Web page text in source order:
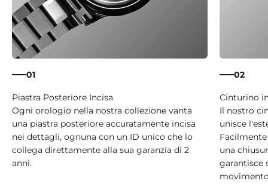
01
Ogni orologio nella nostra collezione vanta
una piastra posteriore accuratamente incisa
nei dettagli, ognuna con un ID unico che lo
collega direttamente alla sua garanzia di 2
anni.
02
Il nostro
unisce
una
garantisce